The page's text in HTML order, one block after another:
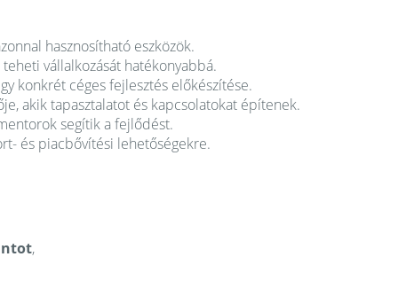
hasznosítható eszközök.
teheti vállalkozását hatékonyabbá.
konkrét céges fejlesztés előkészítése.
akik tapasztalatot és kapcsolatokat építenek.
segítik a fejlődést.
és piacbővítési lehetőségekre.
,